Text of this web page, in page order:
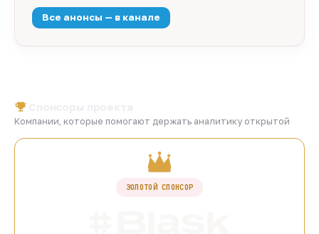
Все анонсы — в канале
Компании, которые помогают держать аналитику открытой
ЗОЛОТОЙ СПОНСОР